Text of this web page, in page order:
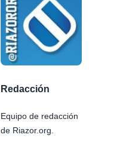
Redacción
Equipo de redacción
de Riazor.org.